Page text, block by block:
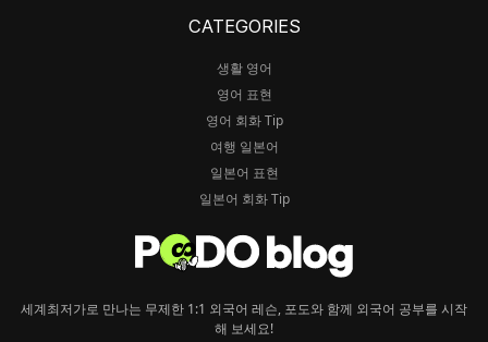
CATEGORIES
생활 영어
영어 표현
영어 회화 Tip
여행 일본어
일본어 표현
일본어 회화 Tip
세계최저가로 만나는 무제한 1:1 외국어 레슨, 포도와 함께 외국어 공부를 시작
해 보세요!